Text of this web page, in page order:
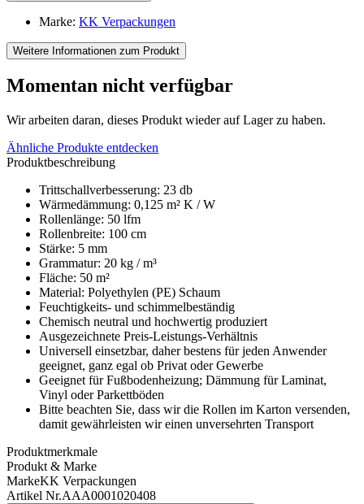
Marke: KK Verpackungen
Weitere Informationen zum Produkt
Momentan nicht verfügbar
Wir arbeiten daran, dieses Produkt wieder auf Lager zu haben.
Ähnliche Produkte entdecken
Produktbeschreibung
Trittschallverbesserung: 23 db
Wärmedämmung: 0,125 m² K / W
Rollenlänge: 50 lfm
Rollenbreite: 100 cm
Stärke: 5 mm
Grammatur: 20 kg / m³
Fläche: 50 m²
Material: Polyethylen (PE) Schaum
Feuchtigkeits- und schimmelbeständig
Chemisch neutral und hochwertig produziert
Ausgezeichnete Preis-Leistungs-Verhältnis
Universell einsetzbar, daher bestens für jeden Anwender
geeignet, ganz egal ob Privat oder Gewerbe
Geeignet für Fußbodenheizung; Dämmung für Laminat,
Vinyl oder Parkettböden
Bitte beachten Sie, dass wir die Rollen im Karton versenden,
damit gewährleisten wir einen unversehrten Transport
Produktmerkmale
Produkt & Marke
MarkeKK Verpackungen
Artikel Nr.AAA0001020408